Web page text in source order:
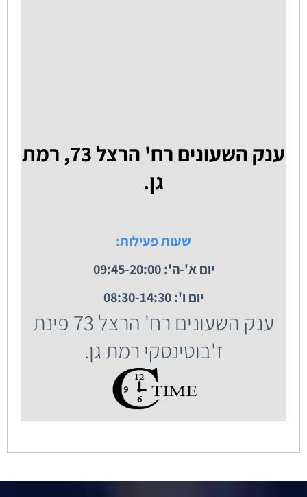
ענק השעונים רח' הרצל 73, רמת
גן.
שעות פעילות:
יום א'-ה': 09:45-20:00
יום ו': 08:30-14:30
ענק השעונים רח' הרצל 73 פינת
ז'בוטינסקי רמת גן.